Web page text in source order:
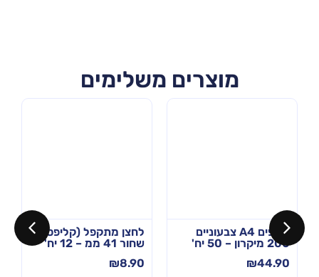
מוצרים משלימים
שקפים A4 צבעוניים
200 מיקרון – 50 יח'
₪44.90
לחצן מתקפל (קליפס)
שחור 41 ממ – 12 יח'
₪8.90